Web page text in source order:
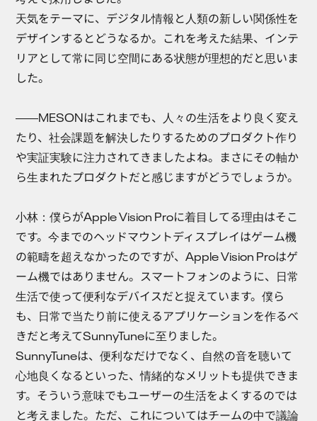
天気をテーマに、デジタル情報と人類の新しい関係性を
デザインするとどうなるか。これを考えた結果、インテ
リアとして常に同じ空間にある状態が理想的だと思いま
した。
――MESONはこれまでも、人々の生活をより良く変え
たり、社会課題を解決したりするためのプロダクト作り
や実証実験に注力されてきましたよね。まさにその軸か
ら生まれたプロダクトだと感じますがどうでしょうか。
小林：僕らがApple Vision Proに着目してる理由はそこ
です。今までのヘッドマウントディスプレイはゲーム機
の範疇を超えなかったのですが、Apple Vision Proはゲ
ーム機ではありません。スマートフォンのように、日常
生活で使って便利なデバイスだと捉えています。僕ら
も、日常で当たり前に使えるアプリケーションを作るべ
きだと考えてSunnyTuneに至りました。
SunnyTuneは、便利なだけでなく、自然の音を聴いて
心地良くなるといった、情緒的なメリットも提供できま
す。そういう意味でもユーザーの生活をよくするのでは
と考えました。ただ、これについてはチームの中で議論